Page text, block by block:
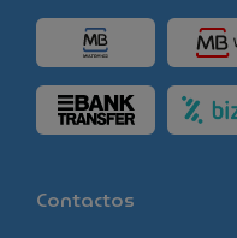
Contactos